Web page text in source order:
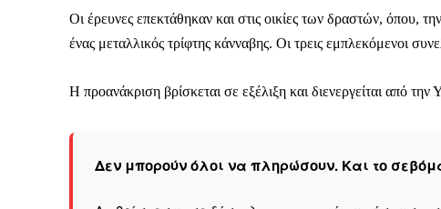
Οι έρευνες επεκτάθηκαν και στις οικίες των δραστών, όπου,
ένας μεταλλικός τρίφτης κάνναβης. Οι τρεις εμπλεκόμενοι
Η προανάκριση βρίσκεται σε εξέλιξη και διενεργείται από
Δεν μπορούν όλοι να πληρώσουν. Και το